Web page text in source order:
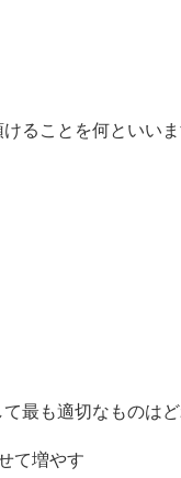
ることを何といいま
最も適切なものは
て増やす